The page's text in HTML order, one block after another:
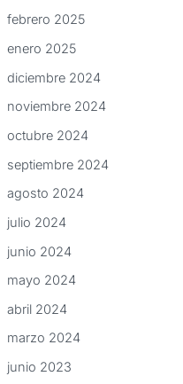
febrero 2025
enero 2025
diciembre 2024
noviembre 2024
octubre 2024
septiembre 2024
agosto 2024
julio 2024
junio 2024
mayo 2024
abril 2024
marzo 2024
junio 2023